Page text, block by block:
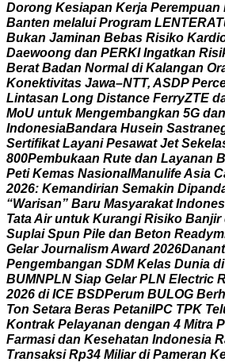
Dorong Kesiapan Kerja Perempuan
Banten melalui Program LENTERAT
Bukan Jaminan Bebas Risiko Kardi
Daewoong dan PERKI Ingatkan Risi
Berat Badan Normal di Kalangan Or
Konektivitas Jawa–NTT, ASDP Perc
Lintasan Long Distance FerryZTE d
MoU untuk Mengembangkan 5G dan
IndonesiaBandara Husein Sastrane
Sertifikat Layani Pesawat Jet Sekela
800Pembukaan Rute dan Layanan B
Peti Kemas NasionalManulifeAsia C
2026: Kemandirian Semakin Dipand
“Warisan” Baru Masyarakat Indones
TataAir untuk Kurangi Risiko Banjir
Suplai Spun Pile dan Beton Readym
Gelar JournalismAward 2026Danant
Pengembangan SDM Kelas Dunia di
BUMNPLN Siap Gelar PLN Electric
2026 di ICE BSDPerum BULOG Berh
Ton Setara Beras PetaniIPC TPK Tel
Kontrak Pelayanan dengan 4 Mitra P
Farmasi dan Kesehatan Indonesia R
Transaksi Rp34 Miliar di Pameran K